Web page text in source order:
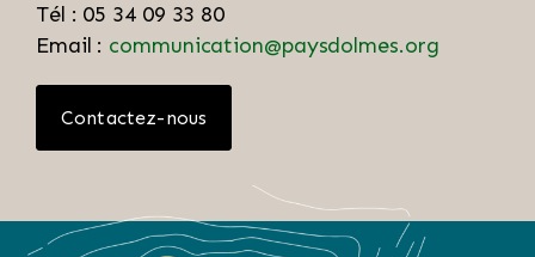
Tél : 05 34 09 33 80
Email : communication@paysdolmes.org
Contactez-nous